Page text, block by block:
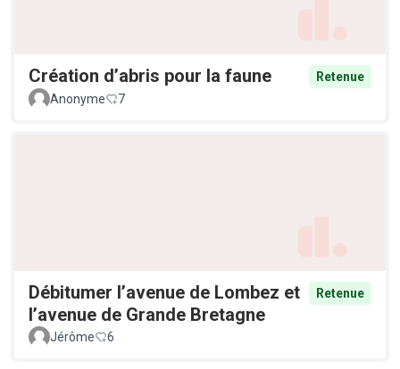
Création d’abris pour la faune
Retenue
Anonyme
7
Débitumer l’avenue de Lombez et
l’avenue de Grande Bretagne
Retenue
Jérôme 6